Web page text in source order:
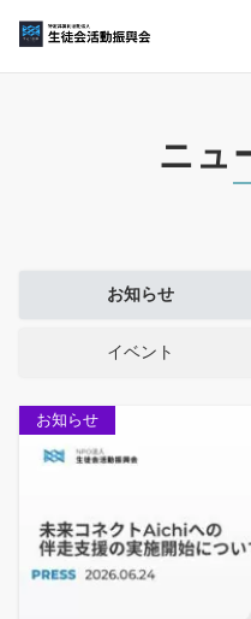
ニュ
お知らせ
イベント
お知らせ